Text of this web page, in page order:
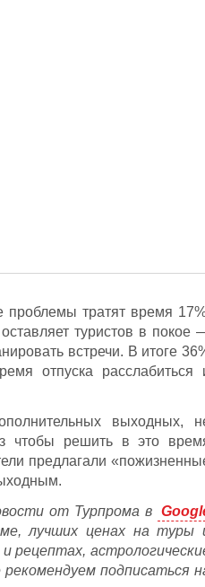
проблемы тратят время
туристов в покое
встречи. В итоге
отпуска расслабиться
выходных,
чтобы решить в это
предлагали
от Турпрома в
лучших ценах на туры
рецептах,
рекомендуем подписаться